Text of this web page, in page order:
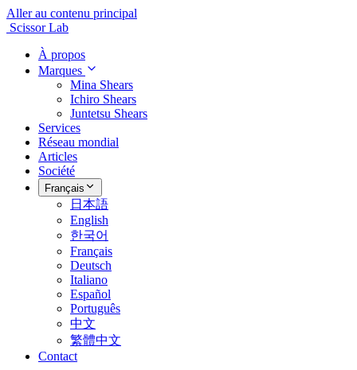
Aller au contenu principal
Scissor Lab
À propos
Marques
Mina Shears
Ichiro Shears
Juntetsu Shears
Services
Réseau mondial
Articles
Société
Français
日本語
English
한국어
Français
Deutsch
Italiano
Español
Português
中文
繁體中文
Contact